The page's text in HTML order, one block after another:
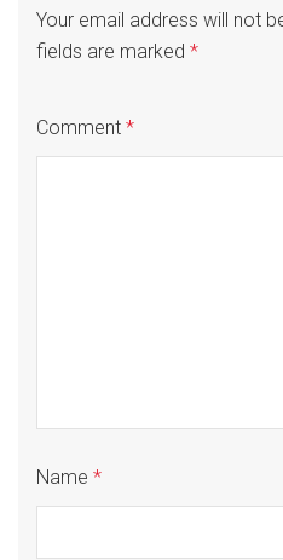
Your email address will not
fields are marked *
Comment *
Name *